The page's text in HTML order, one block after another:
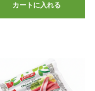
カートに入れる